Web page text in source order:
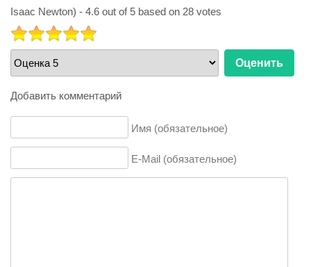
Isaac Newton) - 4.6 out of 5 based on 28 votes
РЕЙТИНГ:
5
/5
Пожалуйста,
оцените
Добавить комментарий
Имя (обязательное)
E-Mail (обязательное)